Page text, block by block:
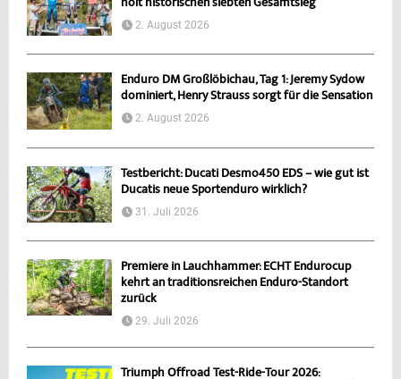
2. August 2026
Enduro DM Großlöbichau, Tag 1: Jeremy Sydow
dominiert, Henry Strauss sorgt für die Sensation
2. August 2026
Testbericht: Ducati Desmo450 EDS – wie gut ist
Ducatis neue Sportenduro wirklich?
31. Juli 2026
Premiere in Lauchhammer: ECHT Endurocup
kehrt an traditionsreichen Enduro-Standort
zurück
29. Juli 2026
Triumph Offroad Test-Ride-Tour 2026: